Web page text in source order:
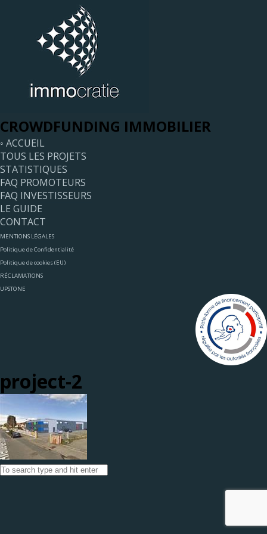
CROWDFUNDING IMMOBILIER
◦ ACCUEIL
TOUS LES PROJETS
STATISTIQUES
FAQ PROMOTEURS
FAQ INVESTISSEURS
LE GUIDE
CONTACT
MENTIONS LÉGALES
Politique de Confidentialité
Politique de cookies (EU)
RÉCLAMATIONS
UPSTONE
project-2